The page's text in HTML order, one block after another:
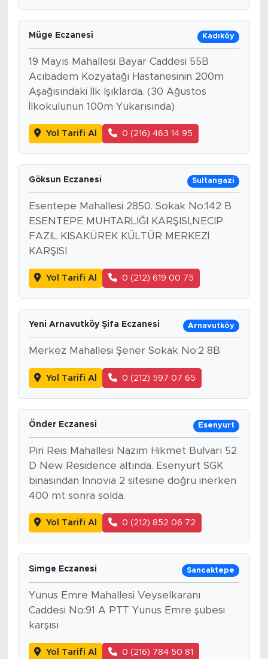
Müge Eczanesi Kadıköy
19 Mayıs Mahallesi Bayar Caddesi 55B
Acıbadem Kozyatağı Hastanesinin 200m
Aşağısındaki İlk Işıklarda. (30 Ağustos
İlkokulunun 100m Yukarısında)
Yol Tarifi Al 0 (216) 463 14 95
Göksun Eczanesi Sultangazi
Esentepe Mahallesi 2850. Sokak No:142 B
ESENTEPE MUHTARLIĞI KARŞISI,NECIP
FAZIL KISAKÜREK KÜLTÜR MERKEZİ
KARŞISI
Yol Tarifi Al 0 (212) 619 00 75
Yeni Arnavutköy Şifa Eczanesi Arnavutköy
Merkez Mahallesi Şener Sokak No:2 8B
Yol Tarifi Al 0 (212) 597 07 65
Önder Eczanesi Esenyurt
Piri Reis Mahallesi Nazım Hikmet Bulvarı 52
D New Residence altında. Esenyurt SGK
binasından Innovia 2 sitesine doğru inerken
400 mt sonra solda.
Yol Tarifi Al 0 (212) 852 06 72
Simge Eczanesi Sancaktepe
Yunus Emre Mahallesi Veyselkaranı
Caddesi No:91 A PTT Yunus Emre şubesi
karşısı
Yol Tarifi Al 0 (216) 784 50 81